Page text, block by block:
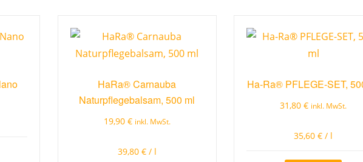
HaRa® Carnauba
Naturpflegebalsam, 500 ml
19,90 € inkl. MwSt.
39,80 €/ l
Ha-Ra® PFLEGE-SET,
31,80€ inkl. MwSt.
35,60€ / l